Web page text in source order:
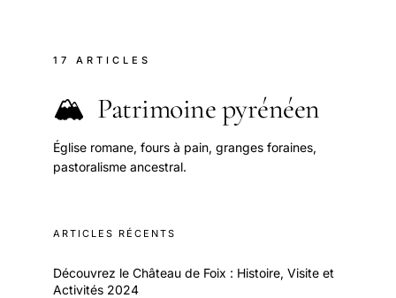
17 ARTICLES
🏔️ Patrimoine pyrénéen
Église romane, fours à pain, granges foraines,
pastoralisme ancestral.
ARTICLES RÉCENTS
Découvrez le Château de Foix : Histoire, Visite et
Activités 2024